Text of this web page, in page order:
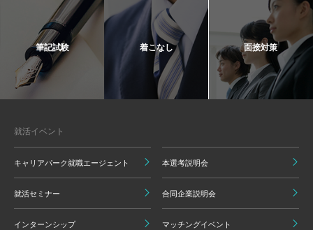
筆記試験 着こなし 面接対策
就活イベント
キャリアパーク就職エージェント 本選考説明会
就活セミナー 合同企業説明会
インターンシップ マッチングイベント